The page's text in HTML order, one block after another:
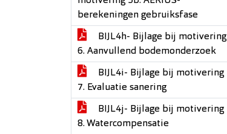
berekeningen gebruiksfase
BIJL4h- Bijlage bij motivering
6. Aanvullend bodemonderzoek
BIJL4i- Bijlage bij motivering
7. Evaluatie sanering
BIJL4j- Bijlage bij motivering
8. Watercompensatie